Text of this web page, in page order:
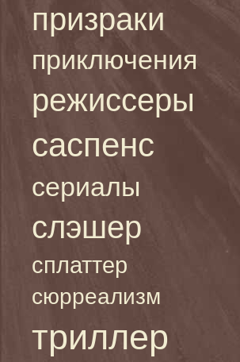
призраки
приключения
режиссеры
саспенс
сериалы
слэшер
сплаттер
сюрреализм
триллер